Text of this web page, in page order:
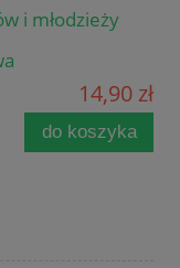
i młodzieży
14,90 zł
do koszyka